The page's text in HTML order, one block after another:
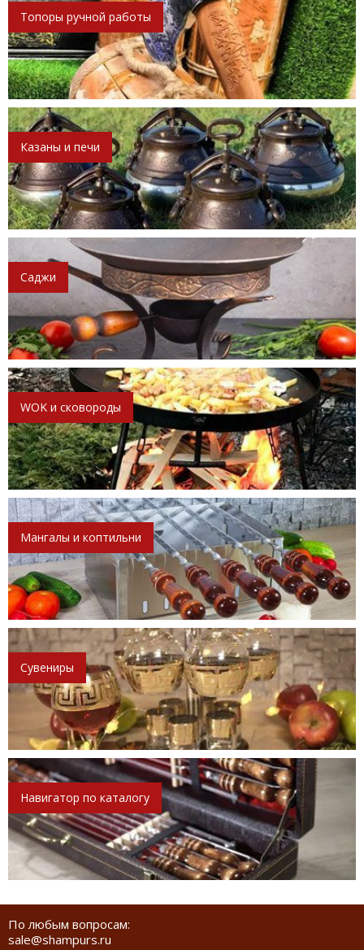
Топоры ручной работы
Казаны и печи
Саджи
WOK и сковороды
Мангалы и коптильни
Сувениры
Навигатор по каталогу
По любым вопросам:
sale@shampurs.ru